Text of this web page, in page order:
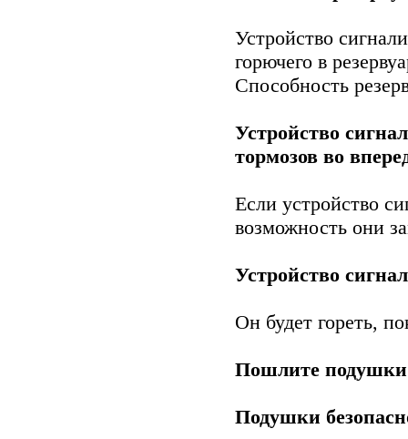
Устройство
горючего в
Способность
Устройство
тормозов во
Если устройство
возможность они
Устройство
Он будет гореть,
Пошлите подушки
Подушки